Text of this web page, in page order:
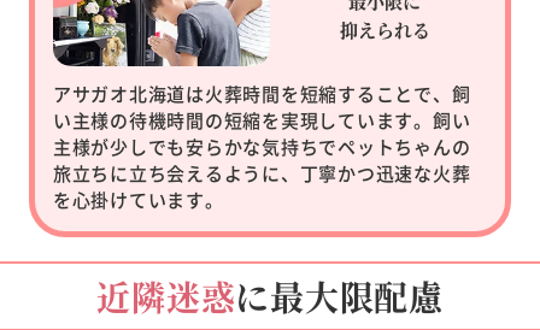
抑えられる
アサガオ北海道は火葬時間を短縮することで、飼
い主様の待機時間の短縮を実現しています。飼い
主様が少しでも安らかな気持ちでペットちゃんの
旅立ちに立ち会えるように、丁寧かつ迅速な火葬
を心掛けています。
近隣迷惑に最大限配慮